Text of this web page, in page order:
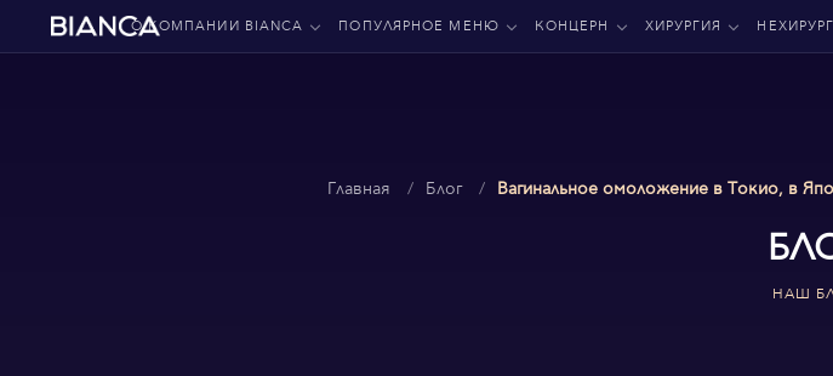
О КОМПАНИИ BIANCA ПОПУЛЯРНОЕ МЕНЮ КОНЦЕРН ХИРУРГИЯ
Главная Блог Вагинальное омоложение в Токио, в
НАШ